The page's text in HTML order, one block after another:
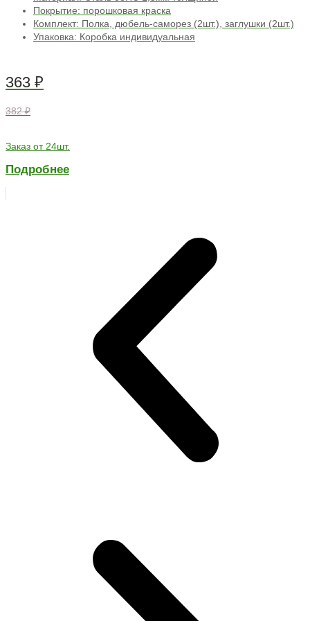
Покрытие: порошковая краска
Комплект: Полка, дюбель-саморез (2шт.), заглушки (2шт.)
Упаковка: Коробка индивидуальная
363 ₽
382 ₽
Заказ от 24шт.
Подробнее